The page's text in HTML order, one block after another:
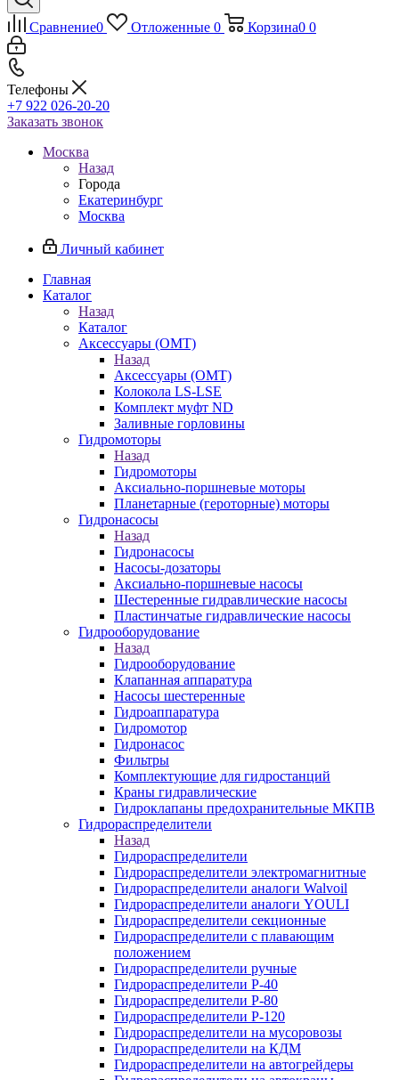
Сравнение0 Отложенные 0 Корзина0 0
Телефоны
+7 922 026-20-20
Заказать звонок
Москва
Назад
Города
Екатеринбург
Москва
Личный кабинет
Главная
Каталог
Назад
Каталог
Аксессуары (OMT)
Назад
Аксессуары (OMT)
Колокола LS-LSE
Комплект муфт ND
Заливные горловины
Гидромоторы
Назад
Гидромоторы
Аксиально-поршневые моторы
Планетарные (героторные) моторы
Гидронасосы
Назад
Гидронасосы
Насосы-дозаторы
Аксиально-поршневые насосы
Шестеренные гидравлические насосы
Пластинчатые гидравлические насосы
Гидрооборудование
Назад
Гидрооборудование
Клапанная аппаратура
Насосы шестеренные
Гидроаппаратура
Гидромотор
Гидронасос
Фильтры
Комплектующие для гидростанций
Краны гидравлические
Гидроклапаны предохранительные МКПВ
Гидрораспределители
Назад
Гидрораспределители
Гидрораспределители электромагнитные
Гидрораспределители аналоги Walvoil
Гидрораспределители аналоги YOULI
Гидрораспределители секционные
Гидрораспределители с плавающим
положением
Гидрораспределители ручные
Гидрораспределители Р-40
Гидрораспределители Р-80
Гидрораспределители Р-120
Гидрораспределители на мусоровозы
Гидрораспределители на КДМ
Гидрораспределители на автогрейдеры